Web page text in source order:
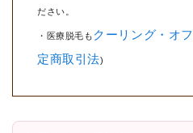
ださい。
・医療脱毛も クーリング・オフ
定商取引法)